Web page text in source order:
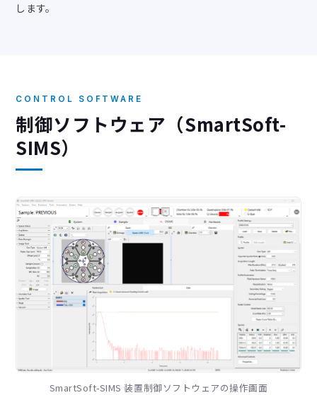
します。
CONTROL SOFTWARE
制御ソフトウェア（SmartSoft-
SIMS）
SmartSoft-SIMS 装置制御ソフトウェアの操作画面